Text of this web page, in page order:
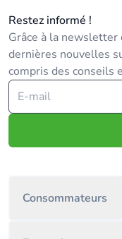
Restez informé !
Grâce à la
dernières nouvelles
compris des conseils
Consommateurs